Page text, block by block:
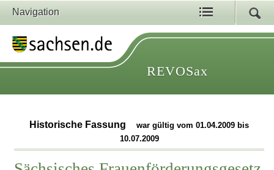
Navigation
REVOSax
Historische Fassung
war gültig vom 01.04.2009 bis
10.07.2009